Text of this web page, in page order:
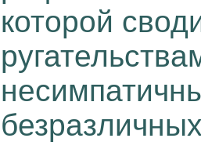
которой